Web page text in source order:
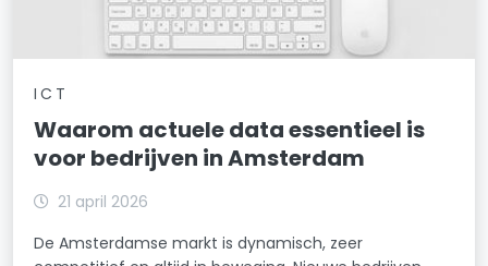
ICT
Waarom actuele data essentieel is
voor bedrijven in Amsterdam
21 april 2026
De Amsterdamse markt is dynamisch, zeer